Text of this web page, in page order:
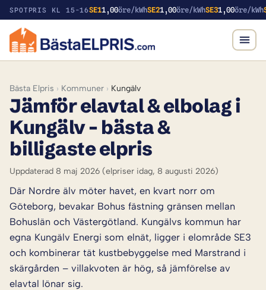
SPOTPRIS KL 15-16SE11,00öre/kWhSE21,00öre/kWhSE31,00öre/kWh
Bästa Elpris › Kommuner › Kungälv
Jämför elavtal & elbolag i
Kungälv – bästa &
billigaste elpris
Uppdaterad 8 maj 2026 (elpriser idag, 8 augusti 2026)
Där Nordre älv möter havet, en kvart norr om
Göteborg, bevakar Bohus fästning gränsen mellan
Bohuslän och Västergötland. Kungälvs kommun har
egna Kungälv Energi som elnät, ligger i elområde SE3
och kombinerar tät kustbebyggelse med Marstrand i
skärgården – villakvoten är hög, så jämförelse av
elavtal lönar sig.